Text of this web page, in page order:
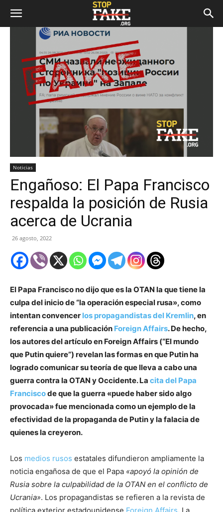
Noticias
Engañoso: El Papa Francisco
respalda la posición de Rusia
acerca de Ucrania
26 agosto, 2022
El Papa Francisco no dijo que es la OTAN la que tiene la
culpa del inicio de “la operación especial rusa», como
intentan convencer los propagandistas del Kremlin, en
referencia a una publicación Foreign Affairs. De hecho,
los autores del artículo en Foreign Affairs (“El mundo
que Putin quiere”) revelan las formas en que Putin ha
logrado comunicar su teoría de que lleva a cabo una
guerra contra la OTAN y Occidente. La cita del Papa
Franciscode que la guerra «puede haber sido algo
provocada» fue mencionada como un ejemplo de la
efectividad de la propaganda de Putin y la falacia de
quienes la creyeron.
Los medios rusos estatales difundieron ampliamente la
noticia engañosa de que el Papa «apoyó la opinión de
Rusia sobre la culpabilidad de la OTAN en el conflicto de
Ucrania». Los propagandistas se refieren a la revista de